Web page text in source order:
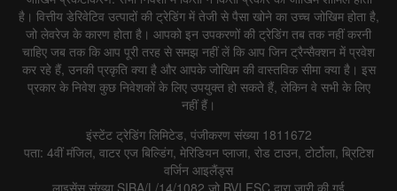
है। वित्तीय डेरिवेटिव उत्पादों की ट्रेडिंग में तेजी से पैसा खोने का उच्च जोखिम होता है,
जो लेवरेज के कारण होता है। आपको इन उपकरणों की ट्रेडिंग तब तक नहीं करनी
चाहिए जब तक कि आप पूरी तरह से समझ नहीं लें कि आप जिन ट्रैन्सैक्शन में प्रवेश
कर रहे हैं, उनकी प्रकृति क्या है और आपके जोखिम की वास्तविक सीमा क्या है। इस
प्रकार के निवेश कुछ निवेशकों के लिए उपयुक्त हो सकते हैं, लेकिन वे सभी के लिए
नहीं हैं।
इंस्टेंट ट्रेडिंग लिमिटेड, पंजीकरण संख्या 1811672
पता: 4वीं मंजिल, वाटर एज बिल्डिंग, मेरिडियन प्लाजा, रोड टाउन, टोर्टोला, ब्रिटिश
वर्जिन आइलैंड्स
लाइसेंस संख्या SIBA/L/14/1082 जो BVI FSC द्वारा जारी की गई